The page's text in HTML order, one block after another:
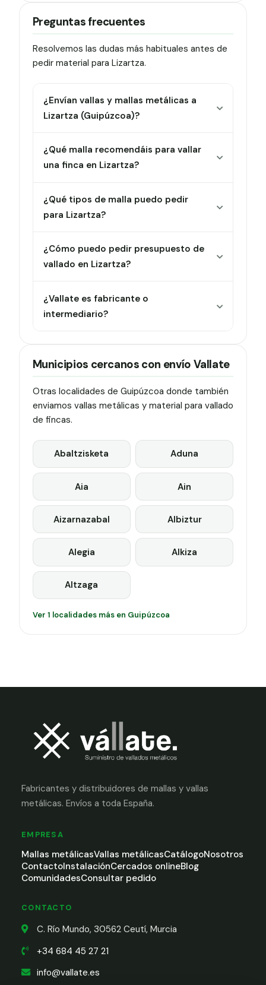
Preguntas frecuentes
Resolvemos las dudas más habituales antes de
pedir material para Lizartza.
¿Envían vallas y mallas metálicas a
Lizartza (Guipúzcoa)?
¿Qué malla recomendáis para vallar
una finca en Lizartza?
¿Qué tipos de malla puedo pedir
para Lizartza?
¿Cómo puedo pedir presupuesto de
vallado en Lizartza?
¿Vallate es fabricante o
intermediario?
Municipios cercanos con envío Vallate
Otras localidades de Guipúzcoa donde también
enviamos vallas metálicas y material para vallado
de fincas.
Abaltzisketa Aduna
Aia Ain
Aizarnazabal Albiztur
Alegia Alkiza
Altzaga
Ver 1 localidades más en Guipúzcoa
Fabricantes y distribuidores de mallas y vallas
metálicas. Envíos a toda España.
EMPRESA
Mallas metálicasVallas metálicasCatálogoNosotros
ContactoInstalaciónCercados onlineBlog
ComunidadesConsultar pedido
CONTACTO
C. Río Mundo, 30562 Ceutí, Murcia
+34 684 45 27 21
info@vallate.es